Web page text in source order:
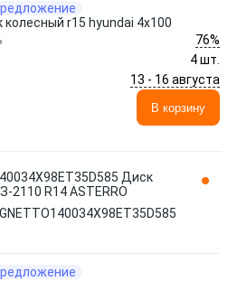
r15 hyundai 4х100
76%
4 шт.
13 - 16 августа
В корзину
Диск
2110 R14 ASTERRO